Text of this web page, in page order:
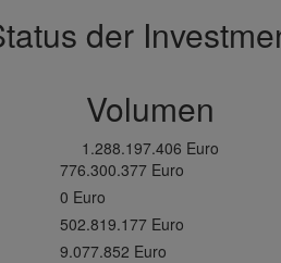
der
Volumen
1.288.197.406 Euro
776.300.377 Euro
0 Euro
502.819.177 Euro
9.077.852 Euro